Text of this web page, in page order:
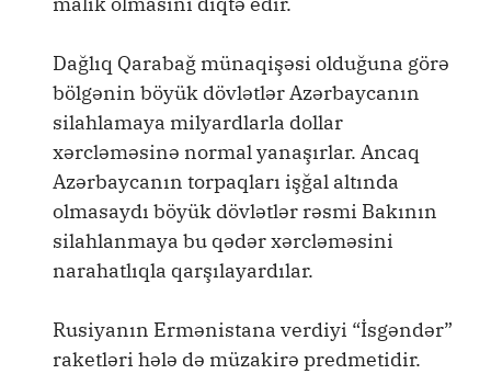
Dağlıq Qarabağ münaqişəsi olduğuna görə
bölgənin böyük dövlətlər Azərbaycanın
silahlamaya milyardlarla dollar
xərcləməsinə normal yanaşırlar. Ancaq
Azərbaycanın torpaqları işğal altında
olmasaydı böyük dövlətlər rəsmi Bakının
silahlanmaya bu qədər xərcləməsini
narahatlıqla qarşılayardılar.
Rusiyanın Ermənistana verdiyi “İsgəndər”
raketləri hələ də müzakirə predmetidir.